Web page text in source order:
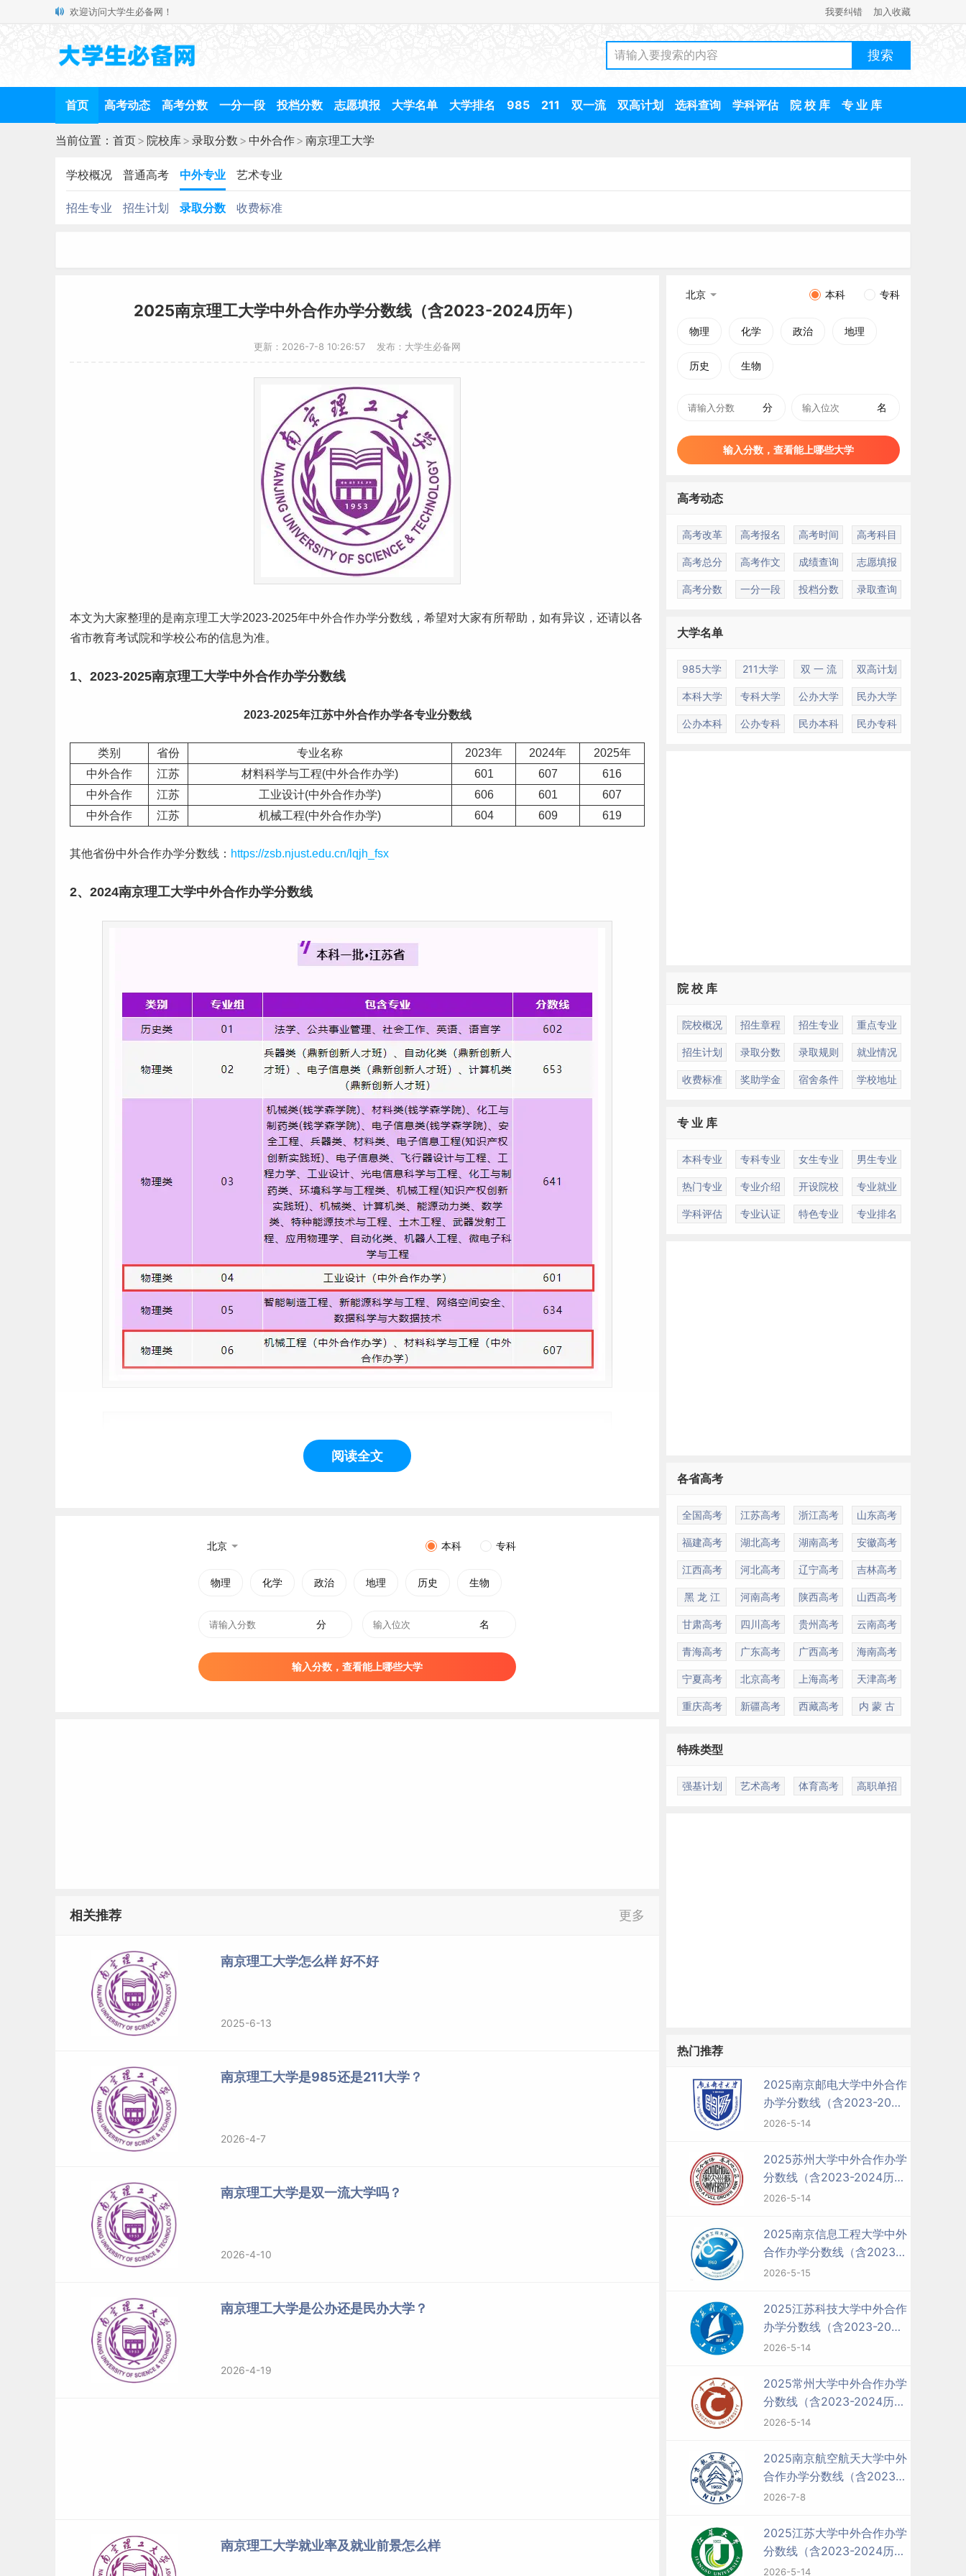
欢迎访问大学生必备网！ 我要纠错 加入收藏
首页 高考动态 高考分数 一分一段 投档分数 志愿填报 大学名单 大学排名 985 211 双一流 双高计划 选科查询 学科评估 院 校 库 专 业 库
当前位置： 首页> 院校库> 录取分数 > 中外合作> 南京理工大学
学校概况 普通高考 中外专业 艺术专业
招生专业 招生计划 录取分数 收费标准
2025南京理工大学中外合作办学分数线（含2023-2024历年）
更新：2026-7-8 10:26:57 发布：大学生必备网
本文为大家整理的是南京理工大学2023-2025年中外合作办学分数线 ，希望对大家有所帮助，如有异议，还请以各
省市教育考试院和学校公布的信息为准。
1、2023-2025南京理工大学中外合作办学分数线
2023-2025年江苏中外合作办学各专业分数线
类别 省份 专业名称 2023年 2024年
2025年
中外合作
江苏 材料科学与工程(中外合作办学) 601 607
616
中外合作
江苏 工业设计(中外合作办学) 606 601
607
中外合作
江苏 机械工程(中外合作办学) 604 609 619
其他省份中外合作办学分数线： https://zsb.njust.edu.cn/lqjh_fsx
2、2024南京理工大学中外合作办学分数线
阅读全文
北京 本科 专科
物理 化学 政治 地理 历史 生物
分 名
输入分数，查看能上哪些大学
相关推荐 更多
南京理工大学怎么样 好不好
2025-6-13
南京理工大学是985还是211大学？
2026-4-7
南京理工大学是双一流大学吗？
2026-4-10
南京理工大学是公办还是民办大学？
2026-4-19
南京理工大学就业率及就业前景怎么样
北京 本科 专科
物理 化学 政治 地理
历史 生物
分 名
输入分数，查看能上哪些大学
高考动态
高考改革 高考报名 高考时间 高考科目
高考总分 高考作文 成绩查询 志愿填报
高考分数 一分一段 投档分数 录取查询
大学名单
985大学 211大学 双 一 流 双高计划
本科大学 专科大学 公办大学 民办大学
公办本科 公办专科 民办本科 民办专科
院 校 库
院校概况 招生章程 招生专业 重点专业
招生计划 录取分数 录取规则 就业情况
收费标准 奖助学金 宿舍条件 学校地址
专 业 库
本科专业 专科专业 女生专业 男生专业
热门专业 专业介绍 开设院校 专业就业
学科评估 专业认证 特色专业 专业排名
各省高考
全国高考 江苏高考 浙江高考 山东高考
福建高考 湖北高考 湖南高考 安徽高考
江西高考 河北高考 辽宁高考 吉林高考
黑 龙 江 河南高考 陕西高考 山西高考
甘肃高考 四川高考 贵州高考 云南高考
青海高考 广东高考 广西高考 海南高考
宁夏高考 北京高考 上海高考 天津高考
重庆高考 新疆高考 西藏高考 内 蒙 古
特殊类型
强基计划 艺术高考 体育高考 高职单招
热门推荐
2025南京邮电大学中外合作
办学分数线（含2023-2024
历年）
2026-5-14
2025苏州大学中外合作办学
分数线（含2023-2024历
年）
2026-5-14
2025南京信息工程大学中外
合作办学分数线（含2023-
2024历年）
2026-5-15
2025江苏科技大学中外合作
办学分数线（含2023-2024
历年）
2026-5-14
2025常州大学中外合作办学
分数线（含2023-2024历
年）
2026-5-14
2025南京航空航天大学中外
合作办学分数线（含2023-
2024历年）
2026-7-8
2025江苏大学中外合作办学
分数线（含2023-2024历
年）
2026-5-14